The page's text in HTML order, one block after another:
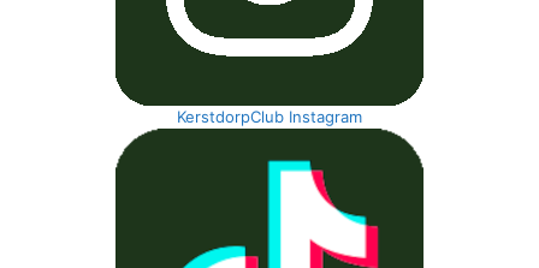
KerstdorpClub Instagram